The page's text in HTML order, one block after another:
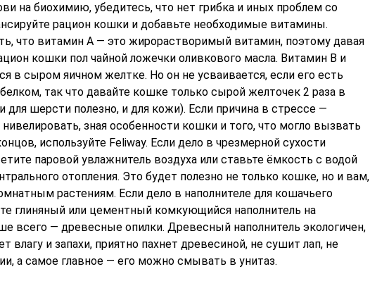
на биохимию, убедитесь, что нет грибка и иных проблем со
рацион кошки и добавьте необходимые витамины.
что витамин А — это жирорастворимый витамин, поэтому давая
кошки пол чайной ложечки оливкового масла. Витамин В и
в сыром яичном желтке. Но он не усваивается, если его есть
так что давайте кошке только сырой желточек 2 раза в
для шерсти полезно, и для кожи). Если причина в стрессе —
нивелировать, зная особенности кошки и того, что могло вызвать
используйте Feliway. Если дело в чрезмерной сухости
паровой увлажнитель воздуха или ставьте ёмкость с водой
отопления. Это будет полезно не только кошке, но и вам,
растениям. Если дело в наполнителе для кошачьего
глиняный или цементный комкующийся наполнитель на
всего — древесные опилки. Древесный наполнитель экологичен,
влагу и запахи, приятно пахнет древесиной, не сушит лап, не
а самое главное — его можно смывать в унитаз.